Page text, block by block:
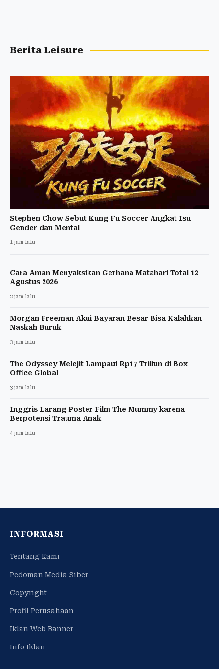
Berita Leisure
Stephen Chow Sebut Kung Fu Soccer Angkat Isu
Gender dan Mental
1 jam lalu
Cara Aman Menyaksikan Gerhana Matahari Total 12
Agustus 2026
2 jam lalu
Morgan Freeman Akui Bayaran Besar Bisa Kalahkan
Naskah Buruk
3 jam lalu
The Odyssey Melejit Lampaui Rp17 Triliun di Box
Office Global
3 jam lalu
Inggris Larang Poster Film The Mummy karena
Berpotensi Trauma Anak
4 jam lalu
INFORMASI
Tentang Kami
Pedoman Media Siber
Copyright
Profil Perusahaan
Iklan Web Banner
Info Iklan